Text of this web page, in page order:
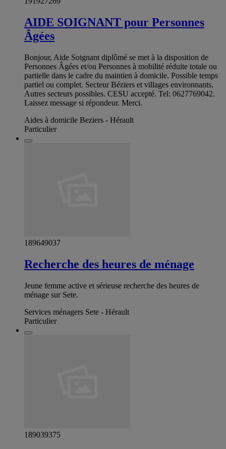
AIDE SOIGNANT pour Personnes
Âgées
Bonjour, Aide Soignant diplômé se met à la disposition de
Personnes Âgées et/ou Personnes à mobilité réduite totale ou
partielle dans le cadre du maintien à domicile. Possible temps
partiel ou complet. Secteur Béziers et villages environnants.
Autres secteurs possibles. CESU accepté. Tel: 0627769042.
Laissez message si répondeur. Merci.
Aides à domicile Beziers - Hérault
Particulier
189649037
Recherche des heures de ménage
Jeune femme active et sérieuse recherche des heures de
ménage sur Sete.
Services ménagers Sete - Hérault
Particulier
189039375